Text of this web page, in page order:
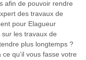
afin de pouvoir rendre
des travaux de
pour Elagueur
les travaux de
plus longtemps ?
qu’il vous fasse votre